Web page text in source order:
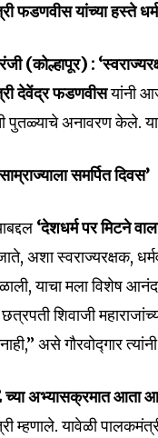
our
simply enter
your inbox. Your
6,300
फडणवीस यांच्या हस्ते
(कोल्हापूर) :
देवेंद्र फडणवीसयांनी
पुतळ्याचे अनावरण केले.
समर्पित दिवस’
‘देशधर्म पर मिटने
अशा स्वराज्यरक्षक,
याचा मला विशेष
शिवाजी
असे गौरवोद्गार
अभ्यासक्रमात आता
म्हणाले. यावेळी